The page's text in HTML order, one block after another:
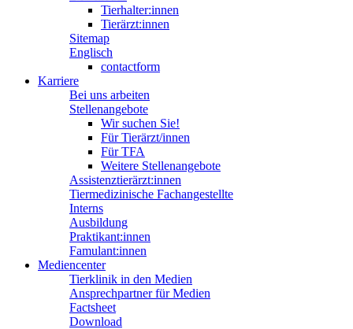
Tierhalter:innen
Tierärzt:innen
Sitemap
Englisch
contactform
Karriere
Bei uns arbeiten
Stellenangebote
Wir suchen Sie!
Für Tierärzt/innen
Für TFA
Weitere Stellenangebote
Assistenztierärzt:innen
Tiermedizinische Fachangestellte
Interns
Ausbildung
Praktikant:innen
Famulant:innen
Mediencenter
Tierklinik in den Medien
Ansprechpartner für Medien
Factsheet
Download